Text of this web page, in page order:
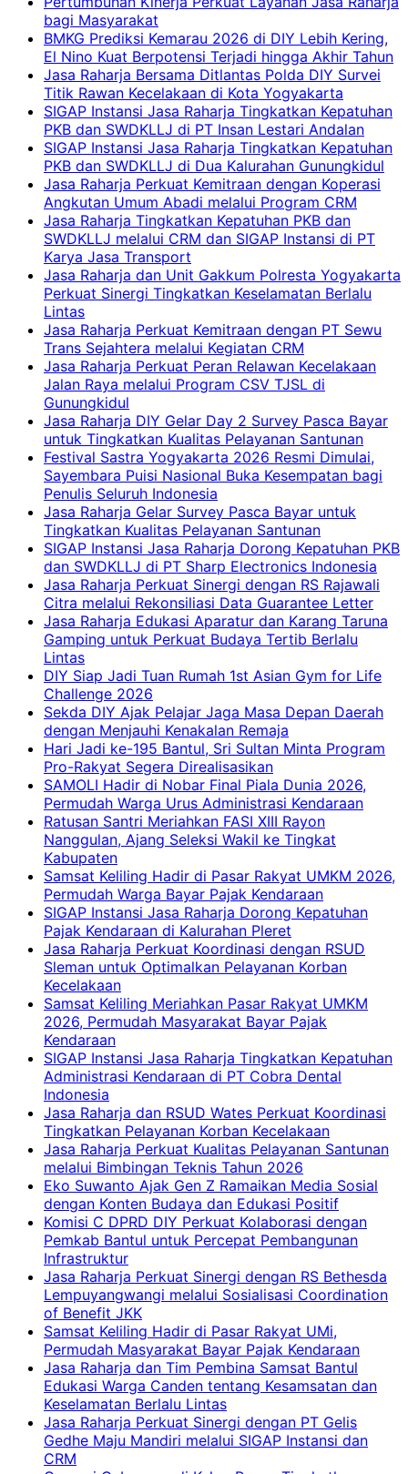
bagi Masyarakat
BMKG Prediksi Kemarau 2026 di DIY Lebih Kering,
El Nino Kuat Berpotensi Terjadi hingga Akhir Tahun
Jasa Raharja Bersama Ditlantas Polda DIY Survei
Titik Rawan Kecelakaan di Kota Yogyakarta
SIGAP Instansi Jasa Raharja Tingkatkan Kepatuhan
PKB dan SWDKLLJ di PT Insan Lestari Andalan
SIGAP Instansi Jasa Raharja Tingkatkan Kepatuhan
PKB dan SWDKLLJ di Dua Kalurahan Gunungkidul
Jasa Raharja Perkuat Kemitraan dengan Koperasi
Angkutan Umum Abadi melalui Program CRM
Jasa Raharja Tingkatkan Kepatuhan PKB dan
SWDKLLJ melalui CRM dan SIGAP Instansi di PT
Karya Jasa Transport
Jasa Raharja dan Unit Gakkum Polresta Yogyakarta
Perkuat Sinergi Tingkatkan Keselamatan Berlalu
Lintas
Jasa Raharja Perkuat Kemitraan dengan PT Sewu
Trans Sejahtera melalui Kegiatan CRM
Jasa Raharja Perkuat Peran Relawan Kecelakaan
Jalan Raya melalui Program CSV TJSL di
Gunungkidul
Jasa Raharja DIY Gelar Day 2 Survey Pasca Bayar
untuk Tingkatkan Kualitas Pelayanan Santunan
Festival Sastra Yogyakarta 2026 Resmi Dimulai,
Sayembara Puisi Nasional Buka Kesempatan bagi
Penulis Seluruh Indonesia
Jasa Raharja Gelar Survey Pasca Bayar untuk
Tingkatkan Kualitas Pelayanan Santunan
SIGAP Instansi Jasa Raharja Dorong Kepatuhan PKB
dan SWDKLLJ di PT Sharp Electronics Indonesia
Jasa Raharja Perkuat Sinergi dengan RS Rajawali
Citra melalui Rekonsiliasi Data Guarantee Letter
Jasa Raharja Edukasi Aparatur dan Karang Taruna
Gamping untuk Perkuat Budaya Tertib Berlalu
Lintas
DIY Siap Jadi Tuan Rumah 1st Asian Gym for Life
Challenge 2026
Sekda DIY Ajak Pelajar Jaga Masa Depan Daerah
dengan Menjauhi Kenakalan Remaja
Hari Jadi ke-195 Bantul, Sri Sultan Minta Program
Pro-Rakyat Segera Direalisasikan
SAMOLI Hadir di Nobar Final Piala Dunia 2026,
Permudah Warga Urus Administrasi Kendaraan
Ratusan Santri Meriahkan FASI XIII Rayon
Nanggulan, Ajang Seleksi Wakil ke Tingkat
Kabupaten
Samsat Keliling Hadir di Pasar Rakyat UMKM 2026,
Permudah Warga Bayar Pajak Kendaraan
SIGAP Instansi Jasa Raharja Dorong Kepatuhan
Pajak Kendaraan di Kalurahan Pleret
Jasa Raharja Perkuat Koordinasi dengan RSUD
Sleman untuk Optimalkan Pelayanan Korban
Kecelakaan
Samsat Keliling Meriahkan Pasar Rakyat UMKM
2026, Permudah Masyarakat Bayar Pajak
Kendaraan
SIGAP Instansi Jasa Raharja Tingkatkan Kepatuhan
Administrasi Kendaraan di PT Cobra Dental
Indonesia
Jasa Raharja dan RSUD Wates Perkuat Koordinasi
Tingkatkan Pelayanan Korban Kecelakaan
Jasa Raharja Perkuat Kualitas Pelayanan Santunan
melalui Bimbingan Teknis Tahun 2026
Eko Suwanto Ajak Gen Z Ramaikan Media Sosial
dengan Konten Budaya dan Edukasi Positif
Komisi C DPRD DIY Perkuat Kolaborasi dengan
Pemkab Bantul untuk Percepat Pembangunan
Infrastruktur
Jasa Raharja Perkuat Sinergi dengan RS Bethesda
Lempuyangwangi melalui Sosialisasi Coordination
of Benefit JKK
Samsat Keliling Hadir di Pasar Rakyat UMi,
Permudah Masyarakat Bayar Pajak Kendaraan
Jasa Raharja dan Tim Pembina Samsat Bantul
Edukasi Warga Canden tentang Kesamsatan dan
Keselamatan Berlalu Lintas
Jasa Raharja Perkuat Sinergi dengan PT Gelis
Gedhe Maju Mandiri melalui SIGAP Instansi dan
CRM